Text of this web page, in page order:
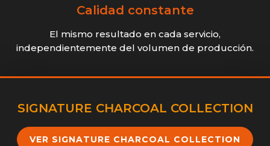
Calidad constante
El mismo resultado en cada servicio,
independientemente del volumen de producción.
SIGNATURE CHARCOAL COLLECTION
VER SIGNATURE CHARCOAL COLLECTION